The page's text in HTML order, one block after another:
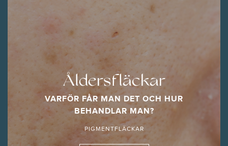
Åldersfläckar
VARFÖR FÅR MAN DET OCH HUR
BEHANDLAR MAN?
PIGMENTFLÄCKAR